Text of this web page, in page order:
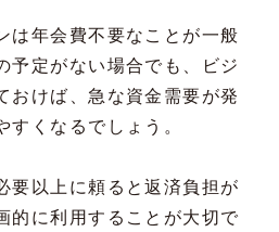
は年会費不要なことが一般
予定がない場合でも、ビジ
おけば、急な資金需要が発
すくなるでしょう。
要以上に頼ると返済負担が
的に利用することが大切で